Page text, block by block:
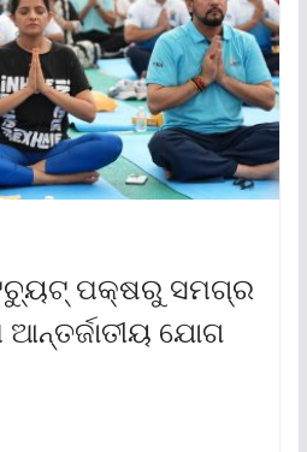
ପକ୍ଷରୁ ସମଗ୍ର
ଯୋଗ